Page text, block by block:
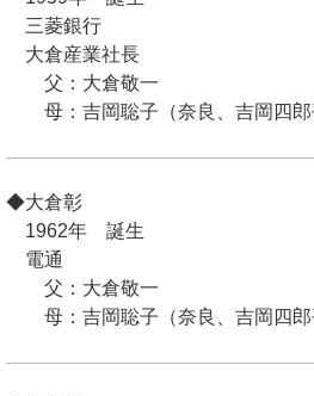
三菱銀行
大倉産業社長
父：大倉敬一
母：吉岡聡子（奈良、吉岡四郎
◆大倉彰
1962年 誕生
電通
父：大倉敬一
母：吉岡聡子（奈良、吉岡四郎